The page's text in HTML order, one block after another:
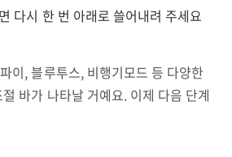
다시 한 번 아래로 쓸어내려 주세요
이, 블루투스, 비행기모드 등 다양한
바가 나타날 거예요. 이제 다음 단계